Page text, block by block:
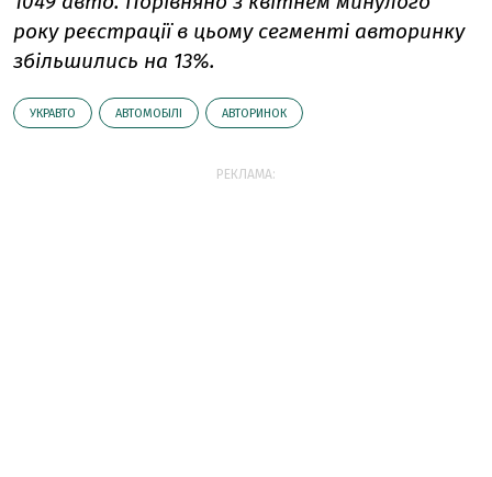
року реєстрації в цьому сегменті авторинку
збільшились на 13%.
УКРАВТО АВТОМОБІЛІ АВТОРИНОК
РЕКЛАМА: